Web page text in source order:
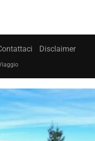
Disclaimer